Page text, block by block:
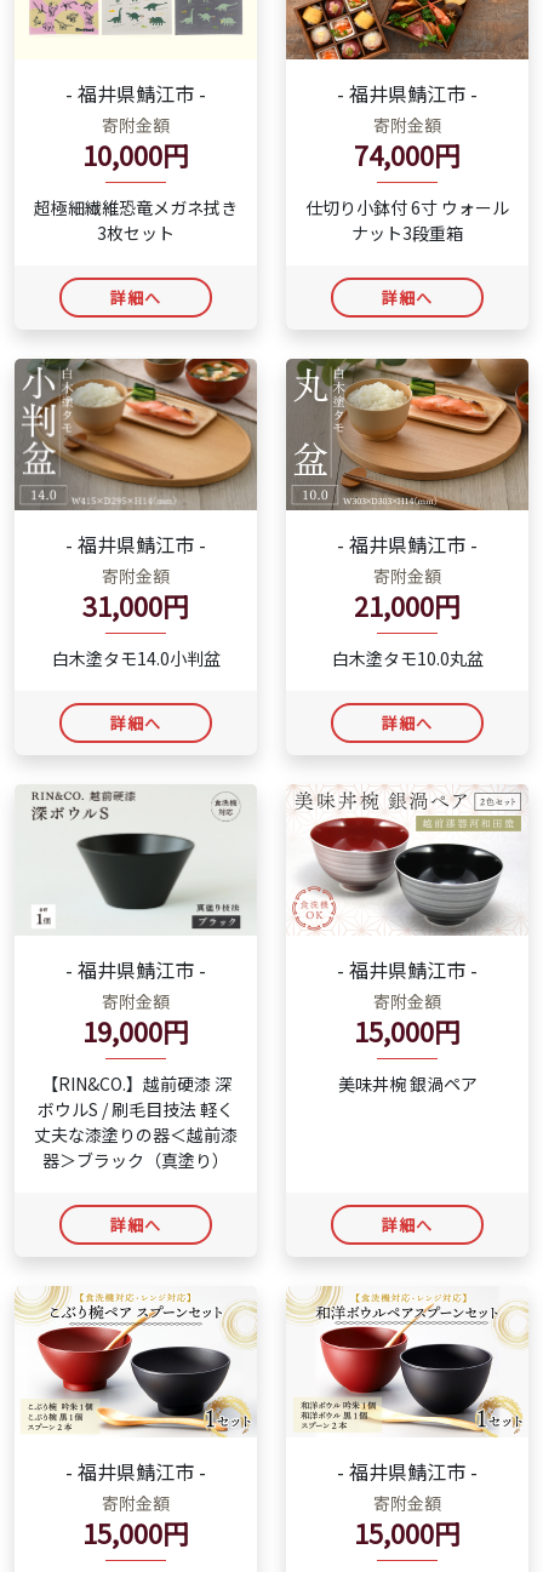
- 福井県鯖江市 -
寄附金額
10,000円
超極細繊維恐竜メガネ拭き
3枚セット
詳細へ
- 福井県鯖江市 -
寄附金額
74,000円
仕切り小鉢付 6寸 ウォール
ナット3段重箱
詳細へ
- 福井県鯖江市 -
寄附金額
31,000円
白木塗タモ14.0小判盆
詳細へ
- 福井県鯖江市 -
寄附金額
21,000円
白木塗タモ10.0丸盆
詳細へ
- 福井県鯖江市 -
寄附金額
19,000円
【RIN&CO.】越前硬漆 深
ボウルS / 刷毛目技法 軽く
丈夫な漆塗りの器＜越前漆
器＞ブラック（真塗り）
詳細へ
- 福井県鯖江市 -
寄附金額
15,000円
美味丼椀 銀渦ペア
詳細へ
- 福井県鯖江市 -
寄附金額
15,000円
- 福井県鯖江市 -
寄附金額
15,000円